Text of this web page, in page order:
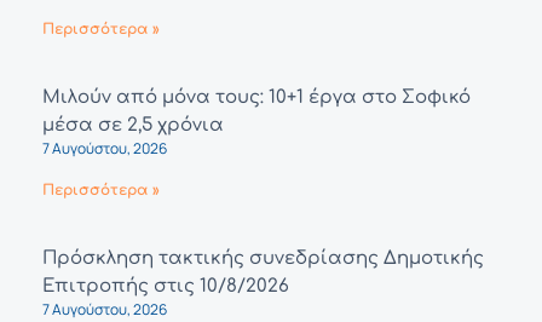
Περισσότερα »
Μιλούν από μόνα τους: 10+1 έργα στο Σοφικό
μέσα σε 2,5 χρόνια
7 Αυγούστου, 2026
Περισσότερα »
Πρόσκληση τακτικής συνεδρίασης Δημοτικής
Επιτροπής στις 10/8/2026
7 Αυγούστου, 2026